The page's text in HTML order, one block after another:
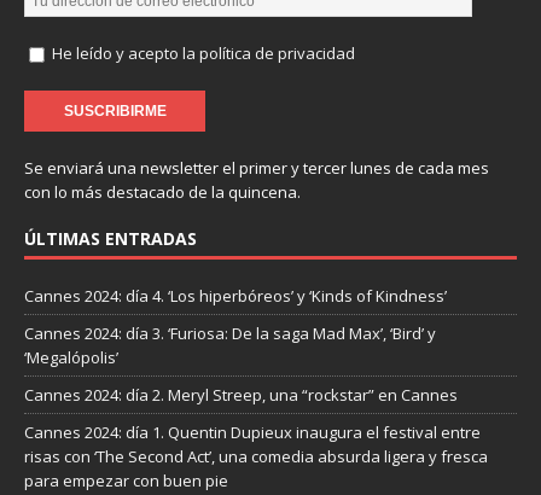
He leído y acepto la política de privacidad
Se enviará una newsletter el primer y tercer lunes de cada mes
con lo más destacado de la quincena.
ÚLTIMAS ENTRADAS
Cannes 2024: día 4. ‘Los hiperbóreos’ y ‘Kinds of Kindness’
Cannes 2024: día 3. ‘Furiosa: De la saga Mad Max’, ‘Bird’ y
‘Megalópolis’
Cannes 2024: día 2. Meryl Streep, una “rockstar” en Cannes
Cannes 2024: día 1. Quentin Dupieux inaugura el festival entre
risas con ‘The Second Act’, una comedia absurda ligera y fresca
para empezar con buen pie